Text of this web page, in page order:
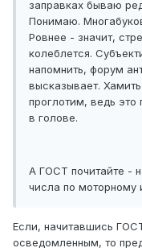
заправках бываю
Понимаю.
Ровнее - значит,
колеблется.
напомнить, форум
высказывает.
проглотим, ведь
в голове.
А ГОСТ почитайте -
числа по моторному
Если, начитавшись
осведомленным, то